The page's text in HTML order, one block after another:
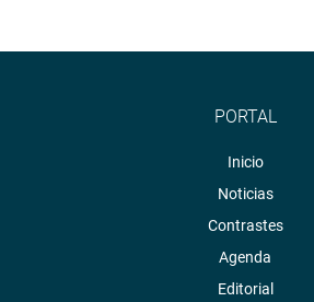
PORTAL
Inicio
Noticias
Contrastes
Agenda
Editorial